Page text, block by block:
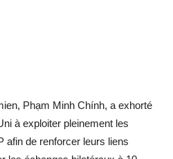
Phạm Minh Chính, a exhorté
à exploiter pleinement les
afin de renforcer leurs liens